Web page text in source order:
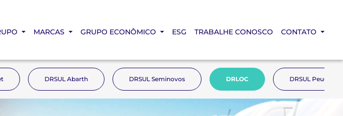
MARCAS GRUPO ECONÔMICO ESG TRABALHE CONOSCO CONTATO
DRSUL Abarth DRSUL Seminovos DRLOC DRSUL Peugeot